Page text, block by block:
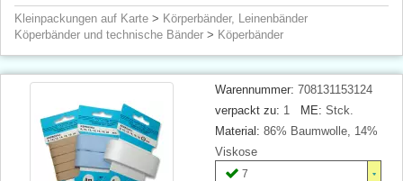
Kleinpackungen auf Karte > Körperbänder, Leinenbänder
Köperbänder und technische Bänder > Köperbänder
Warennummer: 708131153124
verpackt zu: 1 ME: Stck.
Material: 86% Baumwolle, 14%
Viskose
7